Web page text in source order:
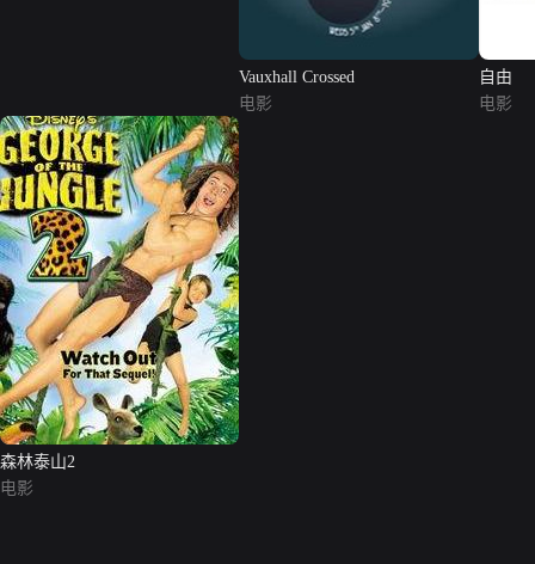
Vauxhall Crossed
电影
自由
电影
森林泰山2
电影